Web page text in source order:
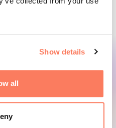
Show details
all
Läs mer